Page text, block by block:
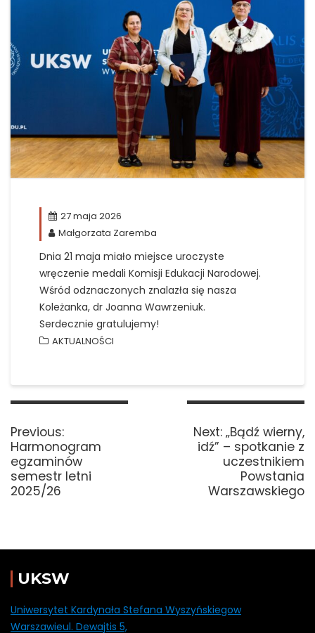
27 maja 2026
Małgorzata Zaremba
Dnia 21 maja miało miejsce uroczyste
wręczenie medali Komisji Edukacji Narodowej.
Wśród odznaczonych znalazła się nasza
Koleżanka, dr Joanna Wawrzeniuk.
Serdecznie gratulujemy!
AKTUALNOŚCI
Nawigacja
Previous:Previous
post:
Harmonogram
egzaminów
semestr letni
2025/26
Next: Next
post:
„Bądź wierny,
idź” – spotkanie z
uczestnikiem
Powstania
Warszawskiego
UKSW
Uniwersytet Kardynała Stefana Wyszyńskiegow
Warszawieul. Dewajtis 5,